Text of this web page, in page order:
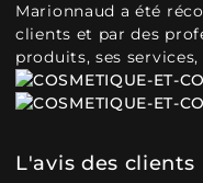
Marionnaud a été
clients et par des
produits, ses
L'avis des clients